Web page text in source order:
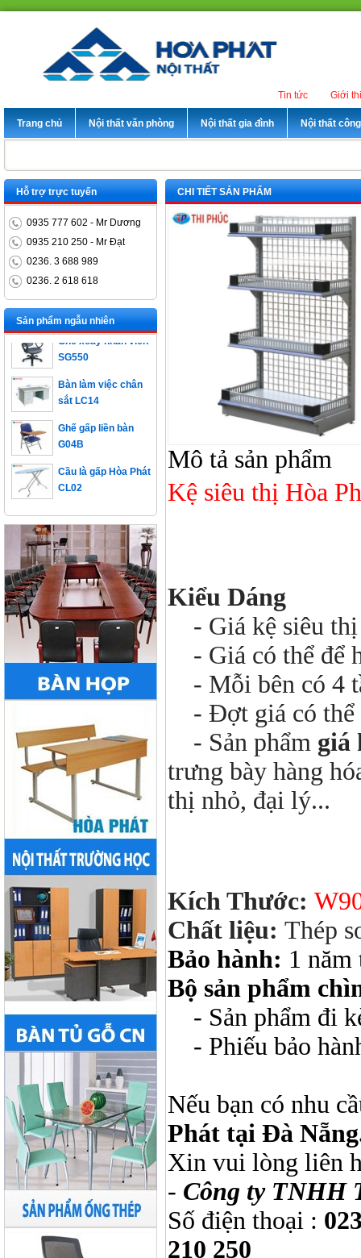
Giới
Tin tức
Trang chủ Nội thất văn phòng Nội thất gia đình Nội thất
CHI TIẾT SẢN PHẨM
Mô tả sản phẩm
Kệ siêu thị Hòa
Kiểu Dáng
- Giá kệ siêu thị
- Giá có thể để
- Mỗi bên có 4
- Đợt giá có thể
- Sản phẩm giá
trưng bày hàng
thị nhỏ, đại lý...
Kích Thước:
Chất liệu: Thép
Bảo hành: 1 năm
Bộ sản phẩm
- Sản phẩm đi
- Phiếu bảo
Nếu bạn có nhu
Phát tại Đà
Xin vui lòng liên
- Công ty TNHH
Số điện thoại :
210 250
Hỗ trợ trực tuyến
0935 777 602 - Mr Dương
0935 210 250 - Mr Đạt
0236. 3 688 989
0236. 2 618 618
Sản phẩm ngẫu nhiên
Bàn trưởng phòng
ET1400D
Ghế xoay nhân viên
SG550
sắt LC14
G04B
CL02